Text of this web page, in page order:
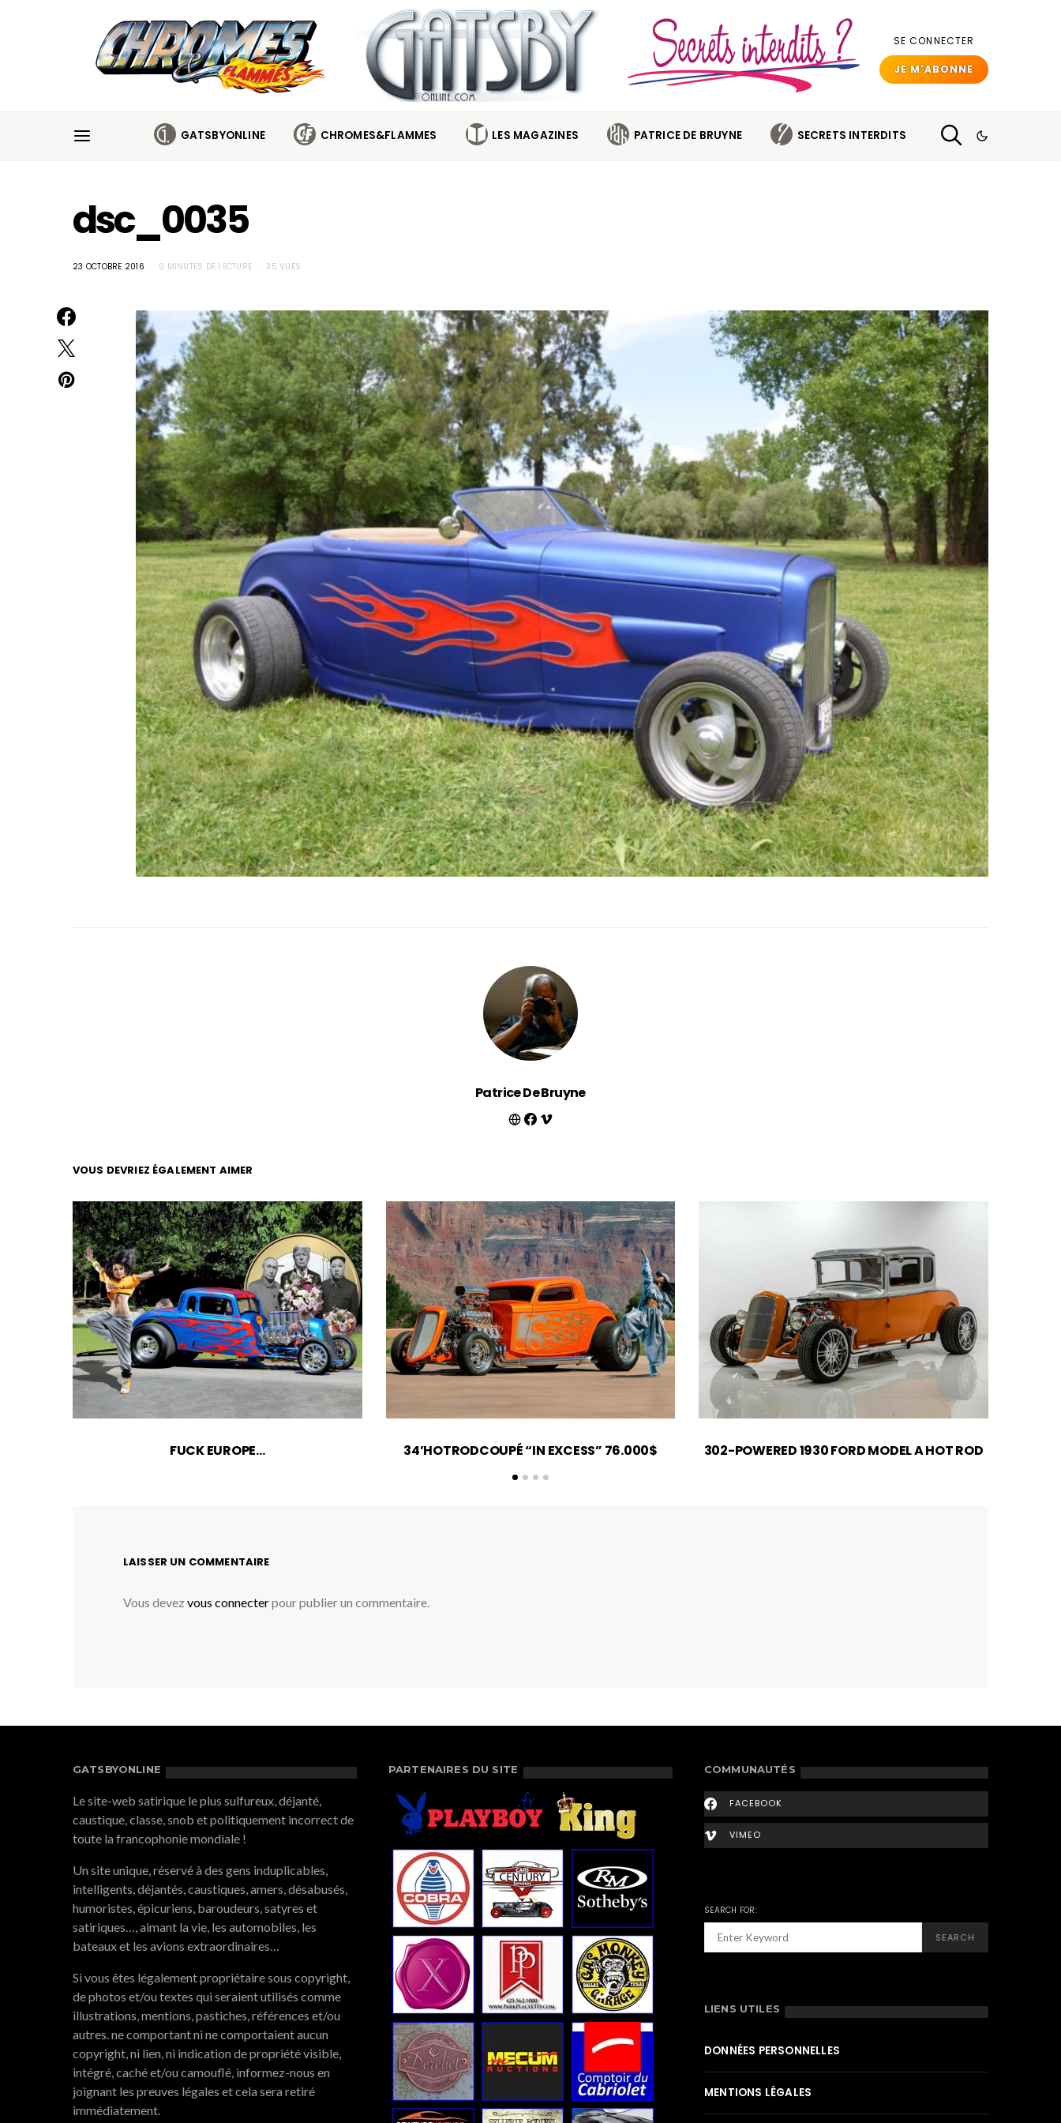
SE CONNECTER
JE M'ABONNE
GATSBYONLINE CHROMES&FLAMMES LES MAGAZINES PATRICE DE BRUYNE SECRETS INTERDITS
dsc_0035
23 OCTOBRE 2016 0 MINUTES DE LECTURE 35 VUES
Patrice De Bruyne
VOUS DEVRIEZ ÉGALEMENT AIMER
FUCK EUROPE… 34’HOTRODCOUPÉ “IN EXCESS” 76.000$ 302-POWERED 1930 FORD MODEL A HOT ROD
LAISSER UN COMMENTAIRE
Vous devez vous connecterpour publier un commentaire.
GATSBYONLINE
Le site-web satirique le plus sulfureux, déjanté,
caustique, classe, snob et politiquement incorrect de
toute la francophonie mondiale !
Un site unique, réservé à des gens induplicables,
intelligents, déjantés, caustiques, amers, désabusés,
humoristes, épicuriens, baroudeurs, satyres et
satiriques…, aimant la vie, les automobiles, les
bateaux et les avions extraordinaires…
Si vous êtes légalement propriétaire sous copyright,
de photos et/ou textes qui seraient utilisés comme
illustrations, mentions, pastiches, références et/ou
autres. ne comportant ni ne comportaient aucun
copyright, ni lien, ni indication de propriété visible,
intégré, caché et/ou camouflé, informez-nous en
joignant les preuves légales et cela sera retiré
immédiatement.
PARTENAIRES DU SITE COMMUNAUTÉS
FACEBOOK
VIMEO
SEARCH FOR:
SEARCH
LIENS UTILES
DONNÉES PERSONNELLES
MENTIONS LÉGALES